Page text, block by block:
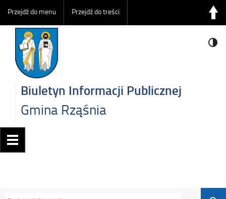
Przejdź do menu Przejdź do treści
Biuletyn Informacji Publicznej
Gmina Rząśnia